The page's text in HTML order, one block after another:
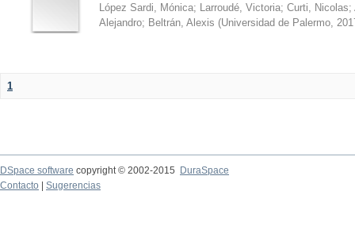
López Sardi, Mónica; Larroudé, Victoria; Curti, Nicolas;
Alejandro; Beltrán, Alexis (Universidad de Palermo,
1
DSpace software copyright © 2002-2015
DuraSpace
Contacto
Sugerencias